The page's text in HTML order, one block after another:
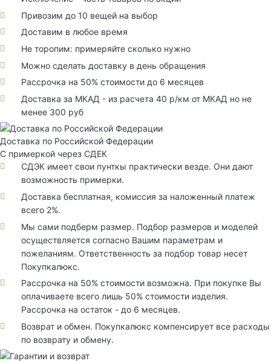
Привозим до 10 вещей на выбор
Доставим в любое время
Не торопим: примеряйте сколько нужно
Можно сделать доставку в день обращения
Рассрочка на 50% стоимости до 6 месяцев
Доставка за МКАД - из расчета 40 р/км от МКАД но не
менее 300 руб
Доставка по Российской Федерации
С примеркой через СДЕК
СДЭК имеет свои пунткы практически везде. Они дают
возможность примерки.
Доставка бесплатная, комиссия за наложенный платеж
всего 2%.
Мы сами подберм размер. Подбор размеров и моделей
осуществляется согласно Вашим параметрам и
пожеланиям. Ответственность за подбор товар несет
Покупкалюкс.
Рассрочка на 50% стоимости возможна. При покупке Вы
оплачиваете всего лишь 50% стоимости изделия.
Рассрочка на остаток - до 6 месяцев.
Возврат и обмен. Покупкалюкс компенсирует все расходы
по возврату и обмену.